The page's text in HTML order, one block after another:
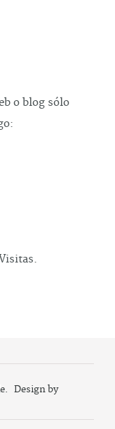
o blog sólo
Design by